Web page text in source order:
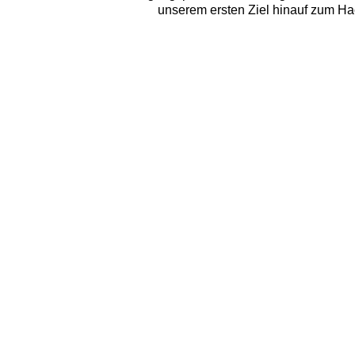
unserem ersten Ziel hinauf zum